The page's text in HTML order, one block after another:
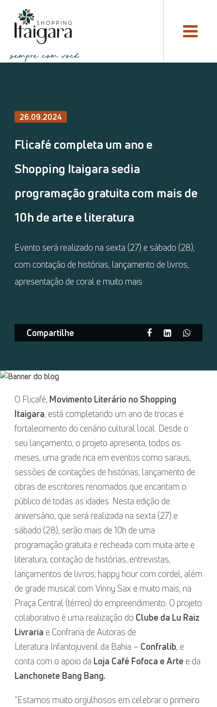
26.09.2024
Flicafé completa um ano e
Shopping Itaigara sedia
programação gratuita com mais de
10h de arte e literatura
Evento será realizado na sexta (27) e sábado (28),
com contação de histórias, lançamento de livros,
apresentação de coral e muito mais
Compartilhe
O Flicafé, Movimento Literário no Shopping
Itaigara, está completando um ano de trocas e
fortalecimento do cenário cultural local. Desde o
seu lançamento, o projeto apresenta, todos os
meses, uma grade rica em eventos como saraus,
sessões de contações de histórias, lançamento de
obras de escritores renomados que encantam o
público de todas as idades. Nesta edição de
aniversário, que será realizada na sexta (27) e
sábado (28), serão mais de 10h de uma
programação gratuita e recheada com muita arte e
literatura, contação de histórias, entrevistas,
lançamentos de livros, happy hour com cordel, além
de grade musical com Vinny Sax e muito mais, na
Praça Central (térreo) do empreendimento. O projeto
colaborativo é uma realização do Clube da Lu Raiz
Livraria e Confraria de Autoras de
Literatura Infantojuvenil da Bahia – Confralib, e
conta com o apoio da Loja Café Fofoca e Arte e da
Lanchonete Bang Bang.
“Estamos muito orgulhosos em celebrar o primeiro